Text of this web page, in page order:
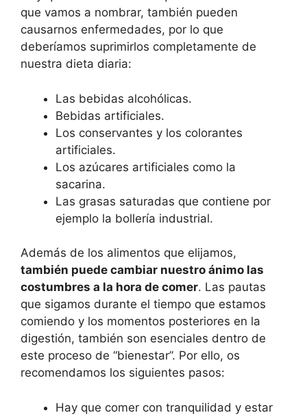
que vamos a nombrar, también pueden
causarnos enfermedades, por lo que
deberíamos suprimirlos completamente de
nuestra dieta diaria:
Las bebidas alcohólicas.
Bebidas artificiales.
Los conservantes y los colorantes
artificiales.
Los azúcares artificiales como la
sacarina.
Las grasas saturadas que contiene por
ejemplo la bollería industrial.
Además de los alimentos que elijamos,
también puede cambiar nuestro ánimo las
costumbres a la hora de comer. Las pautas
que sigamos durante el tiempo que estamos
comiendo y los momentos posteriores en la
digestión, también son esenciales dentro de
este proceso de “bienestar”. Por ello, os
recomendamos los siguientes pasos:
Hay que comer con tranquilidad y estar